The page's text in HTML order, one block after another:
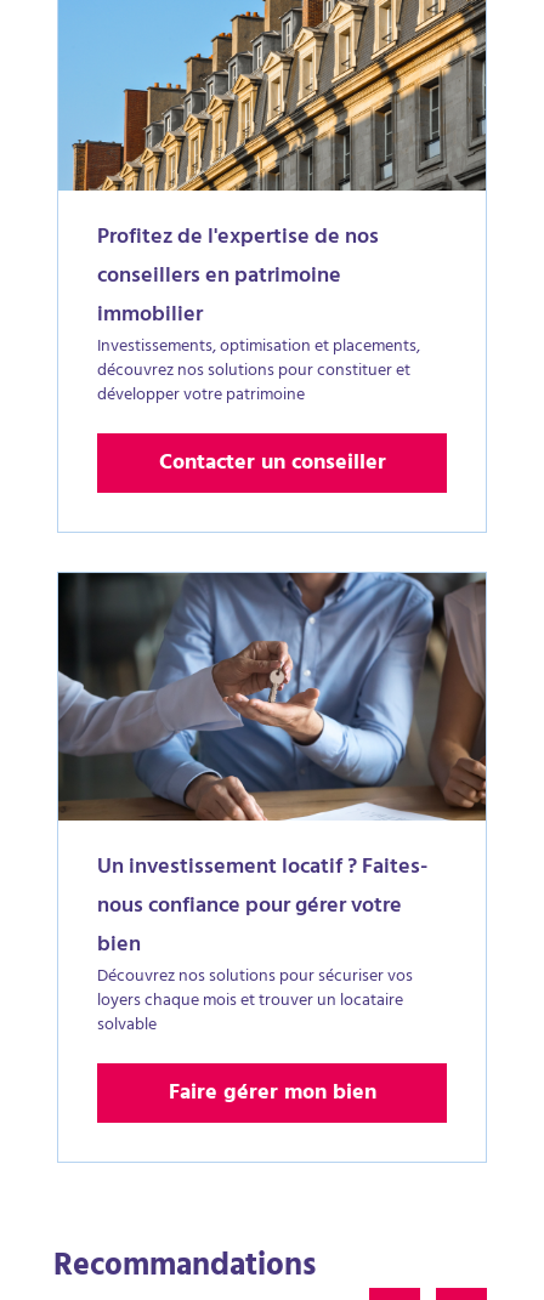
Profitez de l'expertise de nos
conseillers en patrimoine
immobilier
Investissements, optimisation et placements,
découvrez nos solutions pour constituer et
développer votre patrimoine
Contacter un conseiller
Un investissement locatif ? Faites-
nous confiance pour gérer votre
bien
Découvrez nos solutions pour sécuriser vos
loyers chaque mois et trouver un locataire
solvable
Faire gérer mon bien
Recommandations